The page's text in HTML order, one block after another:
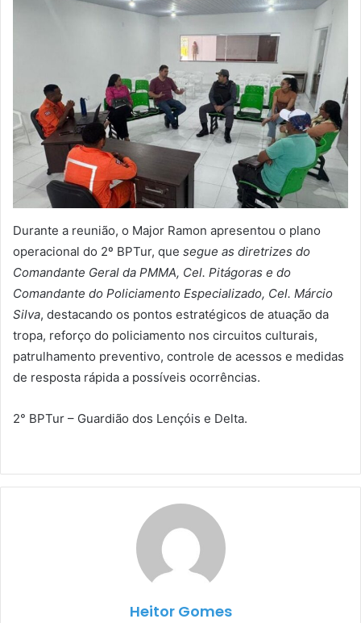
Durante a reunião, o Major Ramon apresentou o plano
operacional do 2º BPTur, que segue as diretrizes do
Comandante Geral da PMMA, Cel. Pitágoras e do
Comandante do Policiamento Especializado, Cel. Márcio
Silva, destacando os pontos estratégicos de atuação da
tropa, reforço do policiamento nos circuitos culturais,
patrulhamento preventivo, controle de acessos e medidas
de resposta rápida a possíveis ocorrências.
2° BPTur – Guardião dos Lençóis e Delta.
Heitor Gomes